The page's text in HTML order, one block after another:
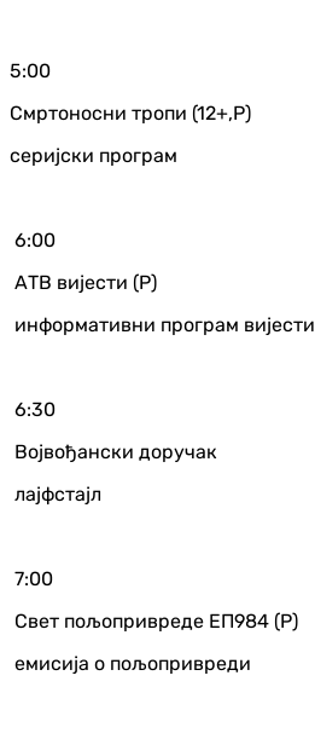
5:00
Смртоносни тропи (12+,Р)
серијски програм
6:00
АТВ вијести (Р)
информативни програм вијести
6:30
Војвођански доручак
лајфстајл
7:00
Свет пољопривреде ЕП984 (Р)
емисија о пољопривреди